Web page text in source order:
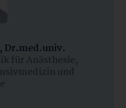
Dr.med.univ.
für Anästhesie,
und